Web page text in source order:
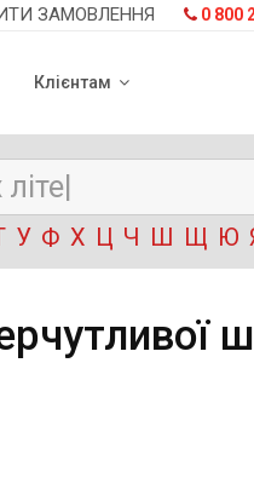
ЗАМОВЛЕННЯ 0 800
Клієнтам
У Ф Х Ц Ч Ш Щ Ю